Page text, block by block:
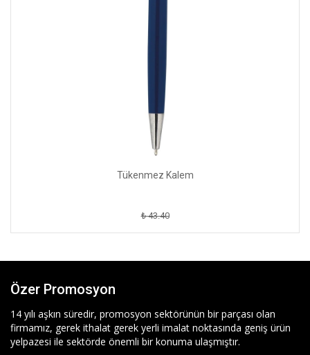
Tükenmez Kalem
₺ 43.40
Özer Promosyon
14 yılı aşkın süredir, promosyon sektörünün bir parçası olan
firmamız, gerek ithalat gerek yerli imalat noktasında geniş ürün
yelpazesi ile sektörde önemli bir konuma ulaşmıştır.